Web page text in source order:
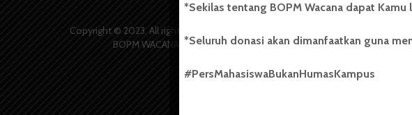
Copyright © 2023. All rights reserved
BOPM WACANA.
Sebelumnya BOPM Wacana
(UKM) di Universitas Sumatera
USU yang berdiri pada 1 Juli 1995.
*Sekilas tentang BOPM Wacana dapat Kamu
*Seluruh donasi akan dimanfaatkan guna
#PersMahasiswaBukanHumasKampus